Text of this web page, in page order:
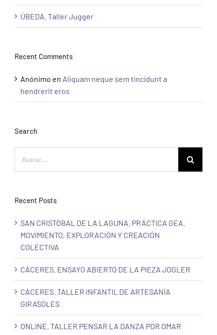
ÚBEDA. Taller Jugger
Recent Comments
Anónimo en Aliquam neque sem tincidunt a
hendrerit eros
Search
Recent Posts
SAN CRISTÓBAL DE LA LAGUNA. PRÁCTICA GEA.
MOVIMIENTO, EXPLORACIÓN Y CREACIÓN
COLECTIVA
CÁCERES. ENSAYO ABIERTO DE LA PIEZA JOGLER
CÁCERES. TALLER INFANTIL DE ARTESANÍA
GIRASOLES
ONLINE. TALLER PENSAR LA DANZA POR OMAR